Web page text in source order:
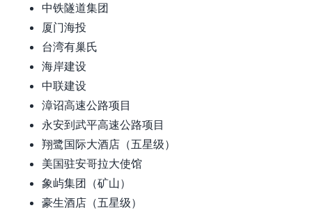
中铁隧道集团
厦门海投
台湾有巢氏
海岸建设
中联建设
漳诏高速公路项目
永安到武平高速公路项目
翔鹭国际大酒店（五星级）
美国驻安哥拉大使馆
象屿集团（矿山）
豪生酒店（五星级）